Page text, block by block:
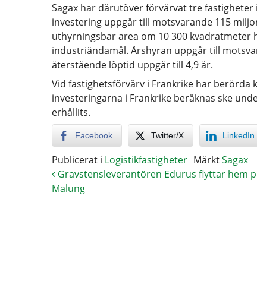
Sagax har därutöver förvärvat tre
investering uppgår till motsvarande 115
uthyrningsbar area om 10 300 kvadratmeter
industriändamål. Årshyran uppgår till
återstående löptid uppgår till 4,9 år.
Vid fastighetsförvärv i Frankrike har
investeringarna i Frankrike beräknas ske
erhållits.
Facebook Twitter/X LinkedIn
Publicerat i Logistikfastigheter MärktSagax
Gravstensleverantören Edurus flyttar hem
Malung